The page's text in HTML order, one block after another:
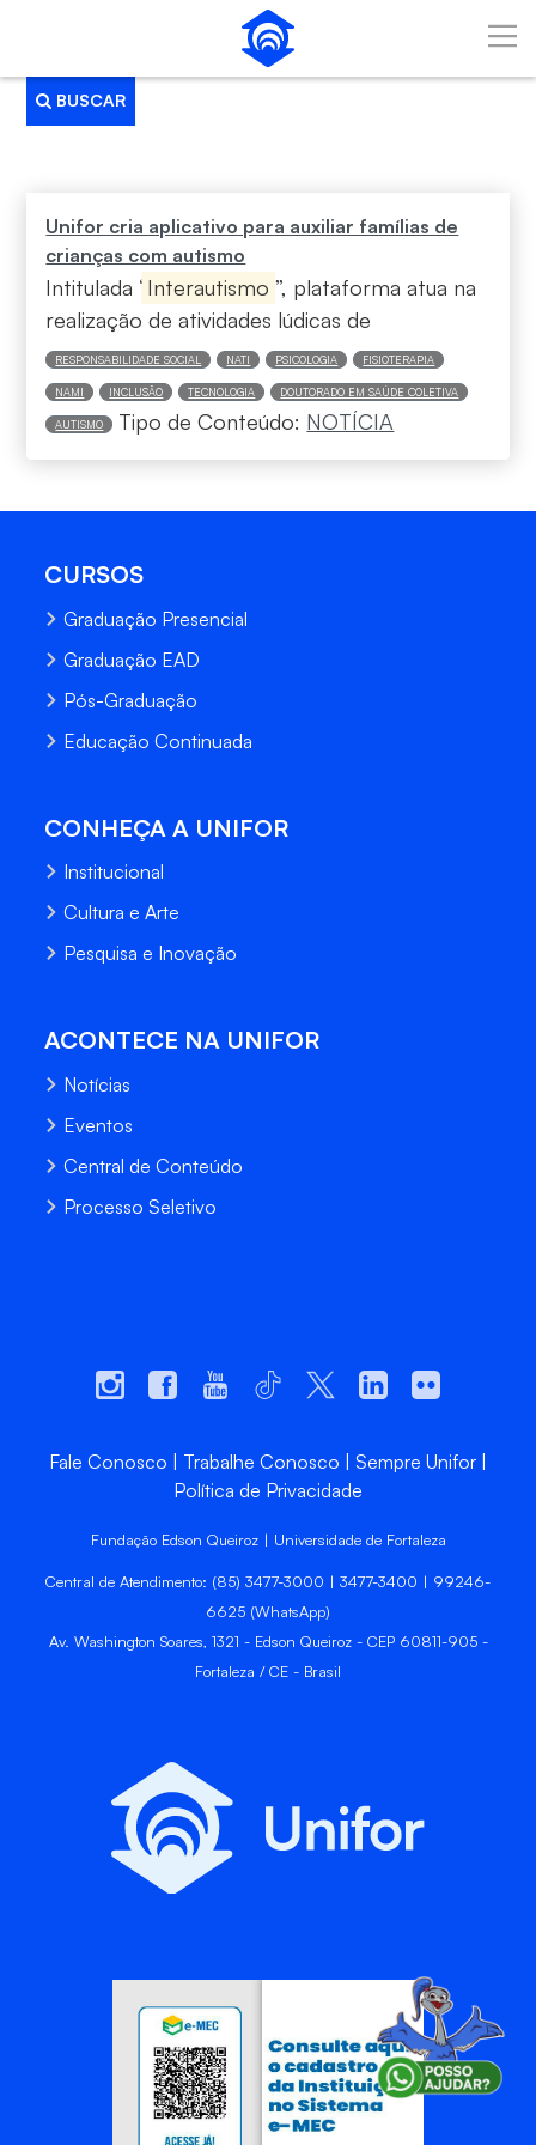
Pular para o Conteúdo principal
BUSCAR
Unifor cria aplicativo para auxiliar famílias de
crianças com autismo
Intitulada “ Interautismo ”, plataforma atua na
realização de atividades lúdicas de
RESPONSABILIDADE SOCIAL NATI PSICOLOGIA FISIOTERAPIA
NAMI INCLUSÃO TECNOLOGIA DOUTORADO EM SAÚDE COLETIVA
AUTISMO Tipo de Conteúdo: NOTÍCIA
CURSOS
Graduação Presencial
Graduação EAD
Pós-Graduação
Educação Continuada
CONHEÇA A UNIFOR
Institucional
Cultura e Arte
Pesquisa e Inovação
ACONTECE NA UNIFOR
Notícias
Eventos
Central de Conteúdo
Processo Seletivo
Fale Conosco Trabalhe Conosco
Sempre Unifor
Política de Privacidade
Fundação Edson Queiroz | Universidade de Fortaleza
Central de Atendimento: (85) 3477-3000 | 3477-3400 | 99246-
6625 (WhatsApp)
Av. Washington Soares, 1321 - Edson Queiroz - CEP 60811-905 -
Fortaleza / CE - Brasil